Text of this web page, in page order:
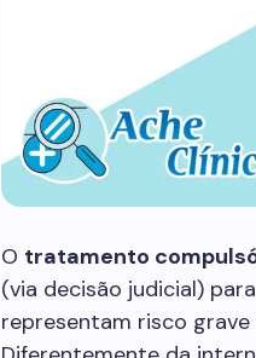
O tratamento
(via decisão judicial)
representam risco